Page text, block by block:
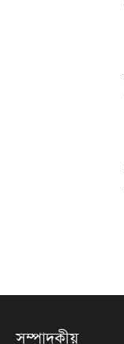
সম্পাদকীয়